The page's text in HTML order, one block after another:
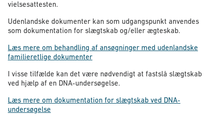
vielsesattesten.
Udenlandske dokumenter kan som udgangspunkt anvendes
som dokumentation for slægtskab og/eller ægteskab.
Læs mere om behandling af ansøgninger med udenlandske
familieretlige dokumenter
I visse tilfælde kan det være nødvendigt at fastslå slægtskab
ved hjælp af en DNA-undersøgelse.
Læs mere om dokumentation for slægtskab ved DNA-
undersøgelse